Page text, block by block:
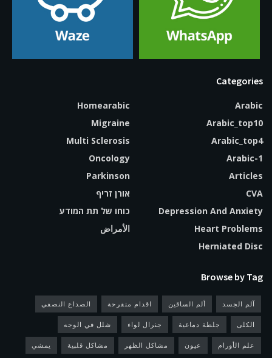
Categories
Arabic
Arabic_top10
Arabic_top4
Arabic-1
Articles
CVA
Depression And Anxiety
Heart Problems
Herniated Disc
Homearabic
Migraine
Multi Sclerosis
Oncology
Parkinson
אורן זריף
כוחו של תת המודע
الأمراض
Browse by Tag
آلم الجسد ألم الساقين اقدام متقرحة الصداع النصفي
الكلى جلطة دماغية جنرال لواء شلل في الوجه
علم الأورام عيون مشاكل الظهر مشاكل قلبية يمشي